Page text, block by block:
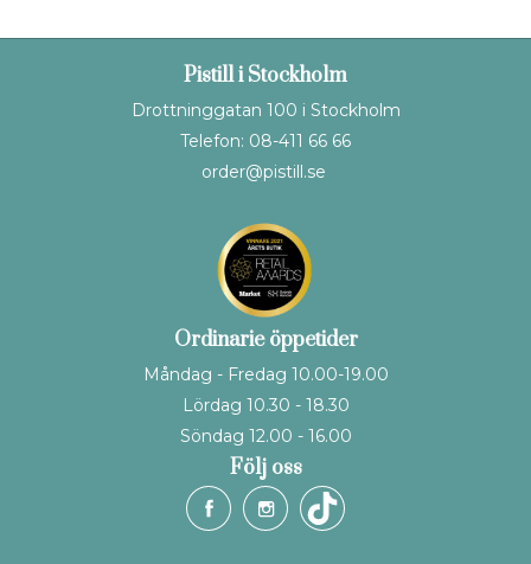
Pistill i Stockholm
Drottninggatan 100 i Stockholm
Telefon: 08-411 66 66
order@pistill.se
Ordinarie öppetider
Måndag - Fredag 10.00-19.00
Lördag 10.30 - 18.30
Söndag 12.00 - 16.00
Följ oss